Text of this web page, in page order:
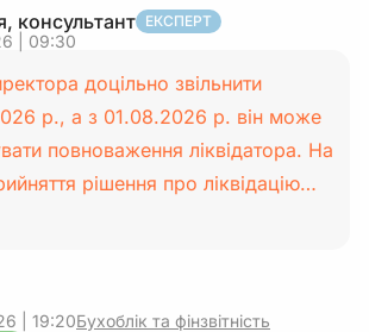
консультант ЕКСПЕРТ
| 09:30
доцільно звільнити
р., а з 01.08.2026 р. він може
повноваження ліквідатора. На
рішення про ліквідацію…
| 19:20Бухоблік та фінзвітність